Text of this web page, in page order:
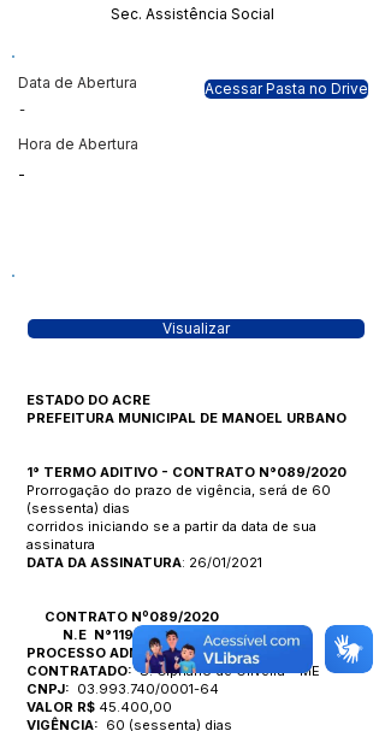
Sec. Assistência Social
Data de Abertura
-
Hora de Abertura
-
Acessar Pasta no Drive
Visualizar
ESTADO DO ACRE
PREFEITURA MUNICIPAL DE MANOEL URBANO
1° TERMO ADITIVO - CONTRATO N°089/2020
Prorrogação do prazo de vigência, será de 60
(sessenta) dias
corridos iniciando se a partir da data de sua
assinatura
DATA DA ASSINATURA: 26/01/2021
CONTRATO Nº089/2020
N.E N°119/2021
PROCESSO ADM. N°060/2020
CONTRATADO:S. Cipriano de Oliveira – ME
CNPJ: 03.993.740/0001-64
VALOR R$ 45.400,00
VIGÊNCIA: 60 (sessenta) dias